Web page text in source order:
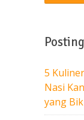
5
Nasi
yang